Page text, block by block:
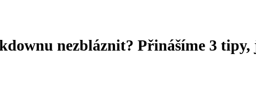
nezbláznit? Přinášíme 3